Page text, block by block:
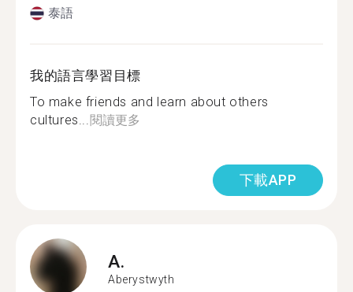
泰語
我的語言學習目標
To make friends and learn about others
cultures...閱讀更多
下載APP
A.
Aberystwyth